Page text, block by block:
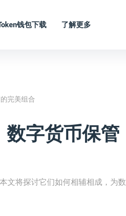
钱包下载 了解更多
完美组合
字货币保管
文将探讨它们如何相辅相成，为数